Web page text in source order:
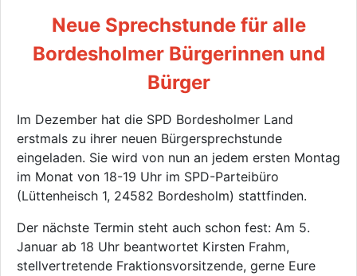
Neue Sprechstunde für alle
Bordesholmer Bürgerinnen und
Bürger
Im Dezember hat die SPD Bordesholmer Land
erstmals zu ihrer neuen Bürgersprechstunde
eingeladen. Sie wird von nun an jedem ersten Montag
im Monat von 18-19 Uhr im SPD-Parteibüro
(Lüttenheisch 1, 24582 Bordesholm) stattfinden.
Der nächste Termin steht auch schon fest: Am 5.
Januar ab 18 Uhr beantwortet Kirsten Frahm,
stellvertretende Fraktionsvorsitzende, gerne Eure